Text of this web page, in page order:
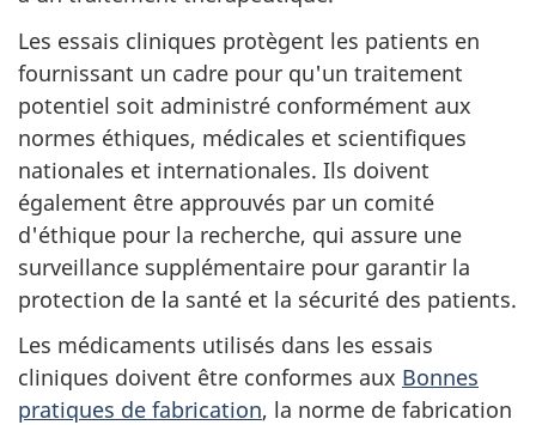
Les essais cliniques protègent les patients en
fournissant un cadre pour qu'un traitement
potentiel soit administré conformément aux
normes éthiques, médicales et scientifiques
nationales et internationales. Ils doivent
également être approuvés par un comité
d'éthique pour la recherche, qui assure une
surveillance supplémentaire pour garantir la
protection de la santé et la sécurité des patients.
Les médicaments utilisés dans les essais
cliniques doivent être conformes aux Bonnes
pratiques de fabrication, la norme de fabrication